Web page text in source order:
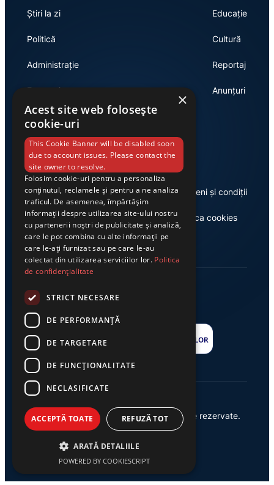
Știri la zi
Politică
Administrație
Economie
Educație
Cultură
Reportaj
Anunțuri
Link-uri utile
Despre noi
Casa de editură Exclusiv
Termeni și condiții
Politica cookies
© 2026 Ziarul Exclusiv – Toate drepturile rezervate.
Powered by {AW}
×
Acest site web folosește
cookie-uri
This Cookie Banner will be disabled soon
due to account issues. Please contact the
site owner to resolve.
Folosim cookie-uri pentru a personaliza
conținutul, reclamele și pentru a ne analiza
traficul. De asemenea, împărtășim
informații despre utilizarea site-ului nostru
cu partenerii noștri de publicitate și analiză,
care le pot combina cu alte informații pe
care le-ați furnizat sau pe care le-au
colectat din utilizarea serviciilor lor. Politica
de confidențialitate
STRICT NECESARE
DE PERFORMANȚĂ
DE TARGETARE
DE FUNCŢIONALITATE
NECLASIFICATE
ACCEPTĂ TOATE REFUZĂ TOT
ARATĂ DETALIILE
POWERED BY COOKIESCRIPT